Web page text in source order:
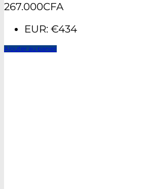
267.000CFA
EUR: €434
Ajouter au panier